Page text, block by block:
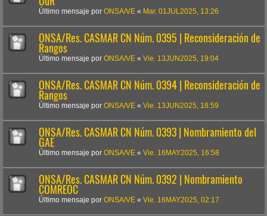
Último mensaje por ONSA/VE « Mar. 01JUL2025, 13:26
ONSA/Res. CASMAR CN Núm. 0395 | Reconsideración de
Rangos
Último mensaje por ONSA/VE « Vie. 13JUN2025, 19:04
ONSA/Res. CASMAR CN Núm. 0394 | Reconsideración de
Rangos
Último mensaje por ONSA/VE « Vie. 13JUN2025, 18:59
ONSA/Res. CASMAR CN Núm. 0393 | Nombramiento del
GAE
Último mensaje por ONSA/VE « Vie. 16MAY2025, 16:58
ONSA/Res. CASMAR CN Núm. 0392 | Nombramiento
COMREOC
Último mensaje por ONSA/VE « Vie. 16MAY2025, 02:17